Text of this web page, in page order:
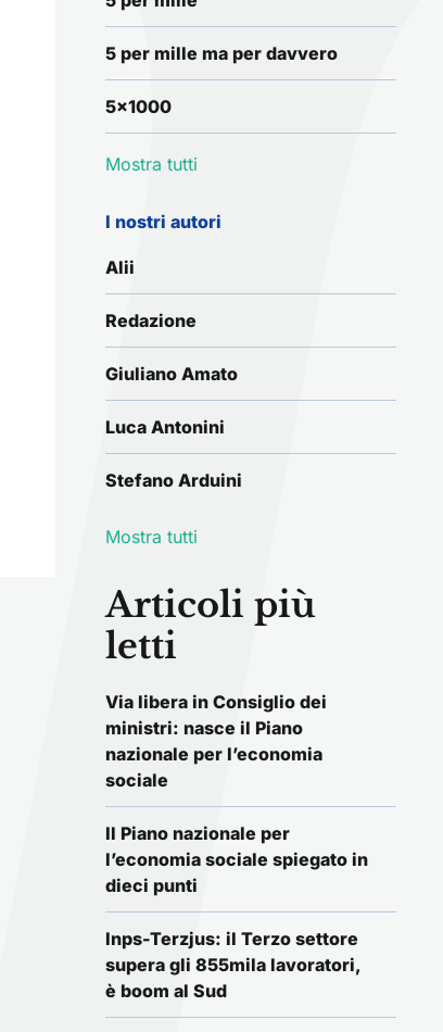
5 per mille ma per davvero
5x1000
Mostra tutti
I nostri autori
Alii
Redazione
Giuliano Amato
Luca Antonini
Stefano Arduini
Mostra tutti
Articoli più
letti
Via libera in Consiglio dei
ministri: nasce il Piano
nazionale per l’economia
sociale
Il Piano nazionale per
l’economia sociale spiegato in
dieci punti
Inps-Terzjus: il Terzo settore
supera gli 855mila lavoratori,
è boom al Sud